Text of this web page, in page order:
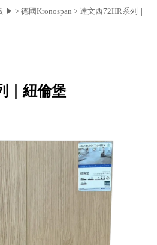
▶ > 德國Kronospan > 達文西72HR系列｜
｜紐倫堡